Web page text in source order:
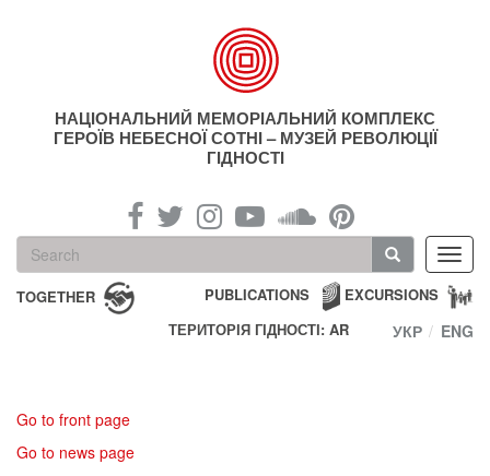
НАЦІОНАЛЬНИЙ МЕМОРІАЛЬНИЙ КОМПЛЕКС
ГЕРОЇВ НЕБЕСНОЇ СОТНІ – МУЗЕЙ РЕВОЛЮЦІЇ
ГІДНОСТІ
Search
form
Search
TOGETHER EXCURSIONS
PUBLICATIONS
ТЕРИТОРІЯ ГІДНОСТІ: AR
УКР ENG
Go to front page
Go to news page